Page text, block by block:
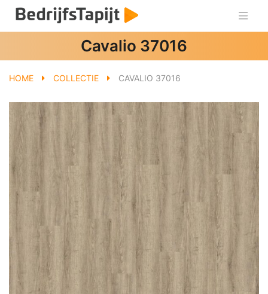
Cavalio 37016
HOME COLLECTIE CAVALIO 37016